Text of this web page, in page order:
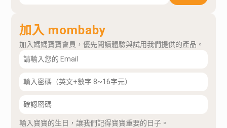
加入 mombaby
加入媽媽寶寶會員，優先閱讀體驗與試用我們提供的產品。
輸入寶寶的生日，讓我們記得寶寶重要的日子。